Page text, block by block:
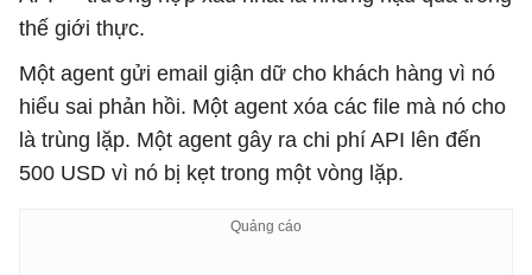
thế giới thực.
Một agent gửi email giận dữ cho khách hàng vì nó
hiểu sai phản hồi. Một agent xóa các file mà nó cho
là trùng lặp. Một agent gây ra chi phí API lên đến
500 USD vì nó bị kẹt trong một vòng lặp.